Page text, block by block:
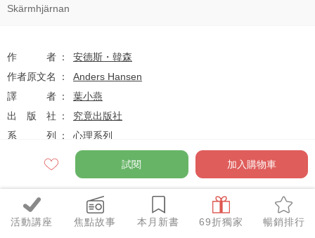
活動講座 焦點故事 本月新書 69折獨家 暢銷排行
Skärmhjärnan
作者
安德斯・韓森
作者原文名
Anders Hansen
譯者
葉小燕
出版社
究竟出版社
系列
心理系列
2022-01-01
定價 $310
試閱 加入購物車